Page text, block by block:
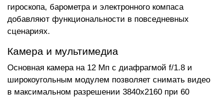
гироскопа, барометра и электронного компаса
добавляют функциональности в повседневных
сценариях.
Камера и мультимедиа
Основная камера на 12 Мп с диафрагмой f/1.8 и
широкоугольным модулем позволяет снимать видео
в максимальном разрешении 3840x2160 при 60